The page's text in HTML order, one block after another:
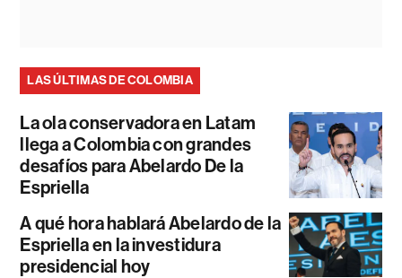
LAS ÚLTIMAS DE COLOMBIA
La ola conservadora en Latam
llega a Colombia con grandes
desafíos para Abelardo De la
Espriella
A qué hora hablará Abelardo de la
Espriella en la investidura
presidencial hoy